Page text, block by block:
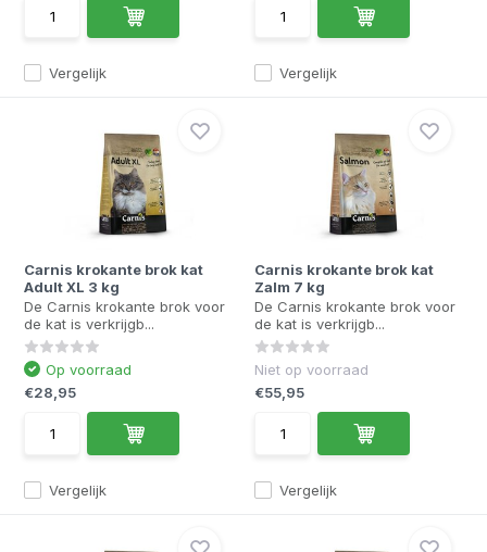
Vergelijk Vergelijk
Carnis krokante brok kat
Adult XL 3 kg
De Carnis krokante brok voor
de kat is verkrijgb...
Vergelijk
Op voorraad
€28,95
Carnis krokante brok kat
Zalm 7 kg
De Carnis krokante brok voor
de kat is verkrijgb...
Vergelijk
Niet op voorraad
€55,95